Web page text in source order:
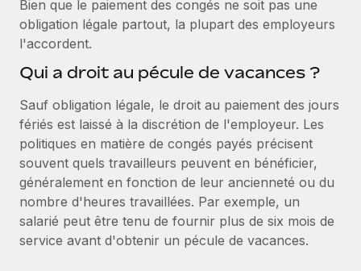
répartis dans 19 pays grâce à Remote
Phiture, un leader notable du conseil en matière de
Bien que le paiement des congés ne soit pas une
obligation légale partout, la plupart des employeurs
l'accordent.
Qui a droit au pécule de vacances ?
Sauf obligation légale, le droit au paiement des jours
fériés est laissé à la discrétion de l'employeur. Les
politiques en matière de congés payés précisent
souvent quels travailleurs peuvent en bénéficier,
généralement en fonction de leur ancienneté ou du
nombre d'heures travaillées. Par exemple, un
salarié peut être tenu de fournir plus de six mois de
service avant d'obtenir un pécule de vacances.